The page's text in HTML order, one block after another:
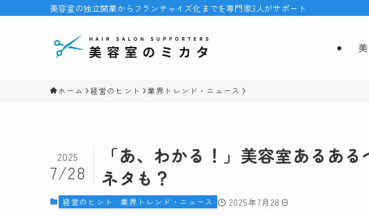
美容室の独立開業からフランチャイズ化までを専門家3人がサポート
ホーム 経営のヒント 業界トレンド・ニュース
「あ、わかる！」美容室あるあ
ネタも？
2025
7/28
経営のヒント 業界トレンド・ニュース 2025年7月28日